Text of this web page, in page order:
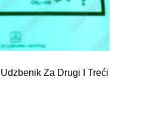
Za Drugi I Treći